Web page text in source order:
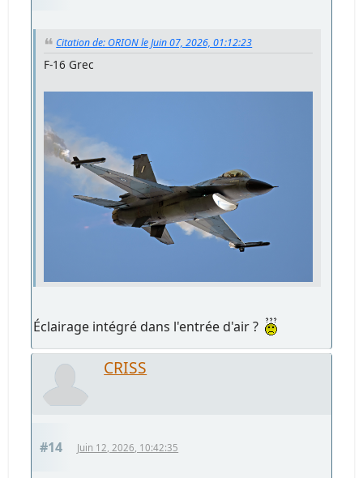
Citation de: ORION le Juin 07, 2026, 01:12:23
F-16 Grec
Éclairage intégré dans l'entrée d'air ?
CRISS
#14 Juin 12, 2026, 10:42:35